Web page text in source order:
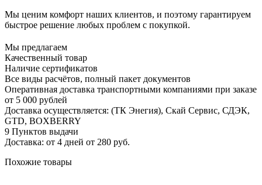
Мы ценим комфорт наших клиентов, и поэтому гарантируем
быстрое решение любых проблем с покупкой.
Мы предлагаем
Качественный товар
Наличие сертификатов
Все виды расчётов, полный пакет документов
Оперативная доставка транспортными компаниями при заказе
от 5 000 рублей
Доставка осуществляется: (ТК Энегия), Скай Сервис, СДЭК,
GTD, BOXBERRY
9 Пунктов выдачи
Доставка: от 4 дней от 280 руб.
Похожие товары